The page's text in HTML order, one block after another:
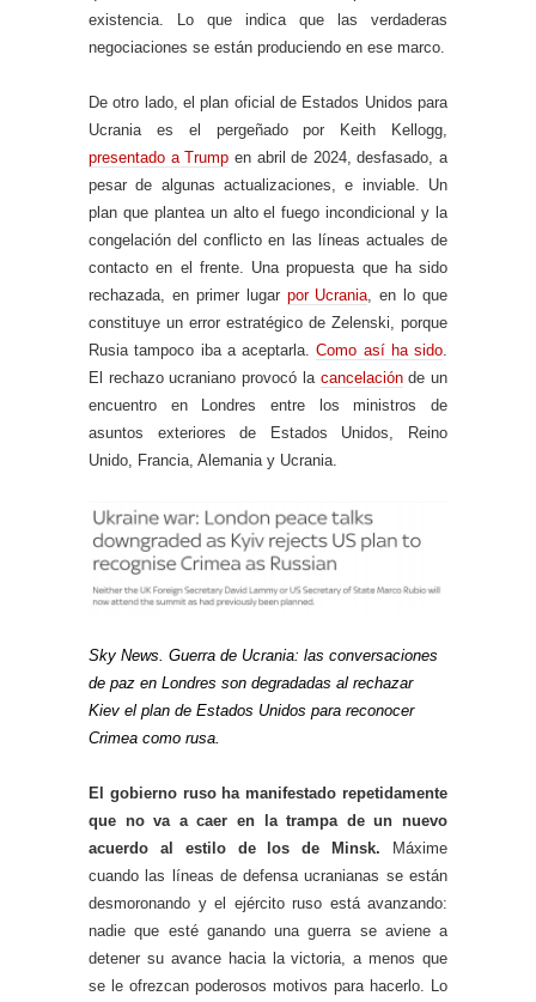
existencia. Lo que indica que las verdaderas
negociaciones se están produciendo en ese marco.
De otro lado, el plan oficial de Estados Unidos para
Ucrania es el pergeñado por Keith Kellogg,
presentado a Trump en abril de 2024, desfasado, a
pesar de algunas actualizaciones, e inviable. Un
plan que plantea un alto el fuego incondicional y la
congelación del conflicto en las líneas actuales de
contacto en el frente. Una propuesta que ha sido
rechazada, en primer lugar por Ucrania , en lo que
constituye un error estratégico de Zelenski, porque
Rusia tampoco iba a aceptarla.Como así ha sido
El rechazo ucraniano provocó la cancelaciónde un
encuentro en Londres entre los ministros de
asuntos exteriores de Estados Unidos, Reino
Unido, Francia, Alemania y Ucrania.
Sky News. Guerra de Ucrania: las conversaciones
de paz en Londres son degradadas al rechazar
Kiev el plan de Estados Unidos para reconocer
Crimea como rusa.
El gobierno ruso ha manifestado repetidamente
que no va a caer en la trampa de un nuevo
acuerdo al estilo de los de Minsk. Máxime
cuando las líneas de defensa ucranianas se están
desmoronando y el ejército ruso está avanzando:
nadie que esté ganando una guerra se aviene a
detener su avance hacia la victoria, a menos que
se le ofrezcan poderosos motivos para hacerlo. Lo